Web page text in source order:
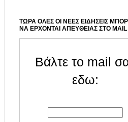
ΤΩΡΑ ΟΛΕΣ ΟΙ ΝΕΕΣ ΕΙΔΗΣΕΙΣ
ΝΑ ΕΡΧΟΝΤΑΙ ΑΠΕΥΘΕΙΑΣ ΣΤΟ
Βάλτε το mail
εδω: